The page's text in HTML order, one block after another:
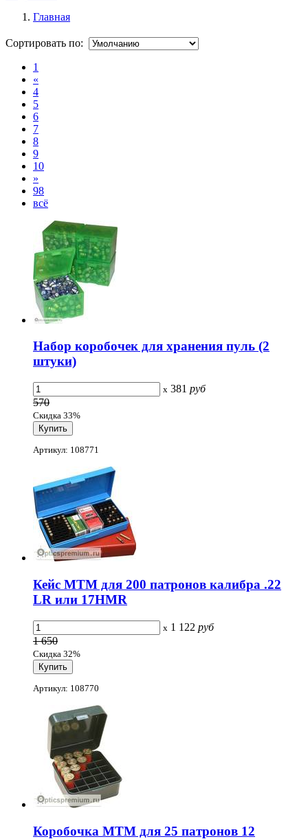
Главная
Сортировать по:
1
«
4
5
6
7
8
9
10
»
98
всё
Набор коробочек для хранения пуль (2
штуки)
x 381 руб
570
Скидка 33%
Артикул: 108771
Кейс МТМ для 200 патронов калибра .22
LR или 17HMR
x 1 122 руб
1 650
Скидка 32%
Артикул: 108770
Коробочка MTM для 25 патронов 12